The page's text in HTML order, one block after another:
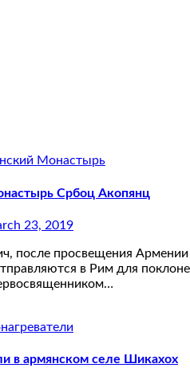
Србоц Акопянц
23, 2019
после просвещения
в Рим для
в армянском селе Шикахох